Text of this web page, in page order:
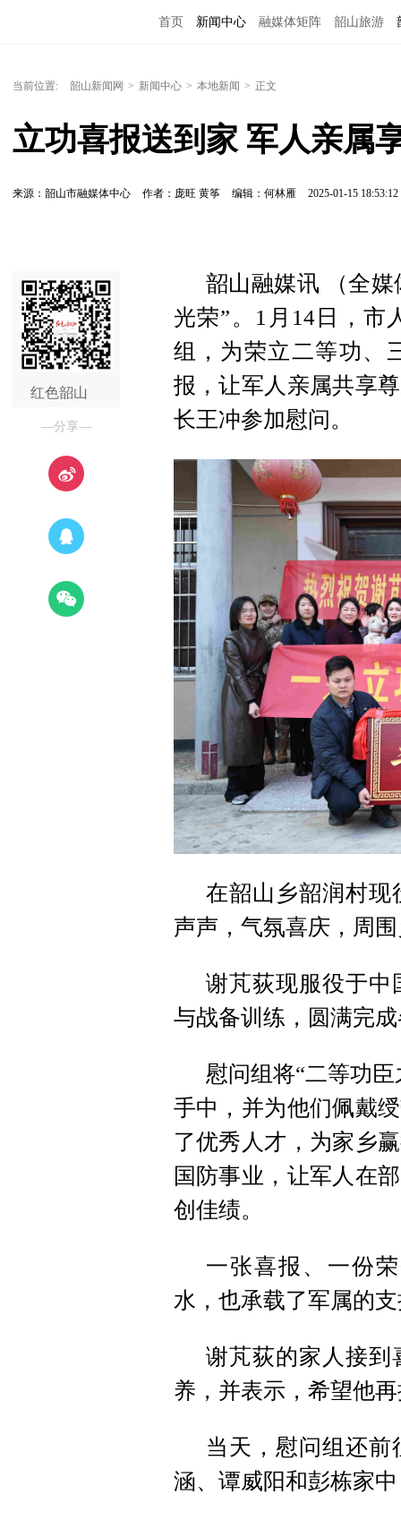
首页 新闻中心 融媒体矩阵 韶山旅游
当前位置: 韶山新闻网 > 新闻中心 > 本地新闻 > 正文
立功喜报送到家 军人亲属
来源：韶山市融媒体中心 作者：庞旺 黄筝 编辑：何林雁 2025-01-15 18:53:12
红色韶山
—分享—
韶山融媒讯 （全
光荣”。1月14日，市
组，为荣立二等功、
报，让军人亲属共享
长王冲参加慰问。
在韶山乡韶润村现
声声，气氛喜庆，周
谢芃荻现服役于中
与战备训练，圆满完
慰问组将“二等功
手中，并为他们佩戴
了优秀人才，为家乡
国防事业，让军人在
创佳绩。
一张喜报、一份
水，也承载了军属的
谢芃荻的家人接到
养，并表示，希望他
当天，慰问组还
涵、谭威阳和彭栋家